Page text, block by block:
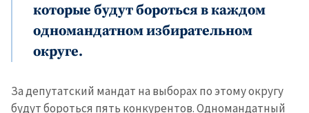
которые будут бороться в каждом
одномандатном избирательном
округе.
За депутатский мандат на выборах по этому округу
будут бороться пять конкурентов. Одномандатный